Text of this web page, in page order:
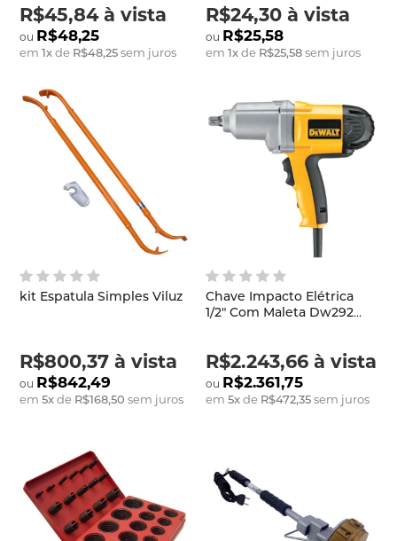
R$45,84à vista
R$48,25
em1xde R$48,25sem juros
R$24,30à vista
R$25,58
em 1xde R$25,58sem juros
kit Espatula Simples Viluz
R$800,37 à vista
R$842,49
em5xde R$168,50 sem juros
Chave Impacto Elétrica
1/2" Com Maleta Dw292
R$2.243,66à vista
R$2.361,75
em 5xde R$472,35sem juros